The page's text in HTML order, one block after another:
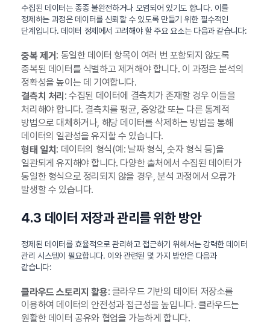
수집된 데이터는 종종 불완전하거나 오염되어 있기도 합니다. 이를
정제하는 과정은 데이터를 신뢰할 수 있도록 만들기 위한 필수적인
단계입니다. 데이터 정제에서 고려해야 할 주요 요소는 다음과 같습니다:
중복 제거 : 동일한 데이터 항목이 여러 번 포함되지 않도록
중복된 데이터를 식별하고 제거해야 합니다. 이 과정은 분석의
정확성을 높이는 데 기여합니다.
결측치 처리 : 수집된 데이터에 결측치가 존재할 경우 이들을
처리해야 합니다. 결측치를 평균, 중앙값 또는 다른 통계적
방법으로 대체하거나, 해당 데이터를 삭제하는 방법을 통해
데이터의 일관성을 유지할 수 있습니다.
형태 일치 : 데이터의 형식(예: 날짜 형식, 숫자 형식 등)을
일관되게 유지해야 합니다. 다양한 출처에서 수집된 데이터가
동일한 형식으로 정리되지 않을 경우, 분석 과정에서 오류가
발생할 수 있습니다.
4.3 데이터 저장과 관리를 위한 방안
정제된 데이터를 효율적으로 관리하고 접근하기 위해서는 강력한 데이터
관리 시스템이 필요합니다. 이와 관련된 몇 가지 방안은 다음과
같습니다:
클라우드 스토리지 활용: 클라우드 기반의 데이터 저장소를
이용하여 데이터의 안전성과 접근성을 높입니다. 클라우드는
원활한 데이터 공유와 협업을 가능하게 합니다.